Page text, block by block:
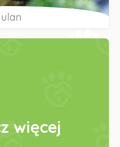
więcej